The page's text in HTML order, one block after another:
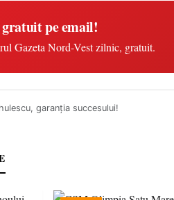
pe email!
Gazeta Nord-Vest zilnic, gratuit.
garanţia succesului!